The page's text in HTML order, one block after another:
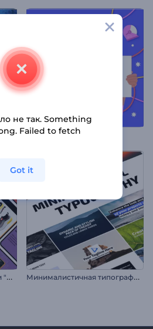
З
аставка "Рождественский медведь" Открытка ко Дню труда
Р
илз в Рамках Распродажи "Черная пятница" М
инималистичная типографика для соцсетей
не так. Something
Failed to fetch
Got it